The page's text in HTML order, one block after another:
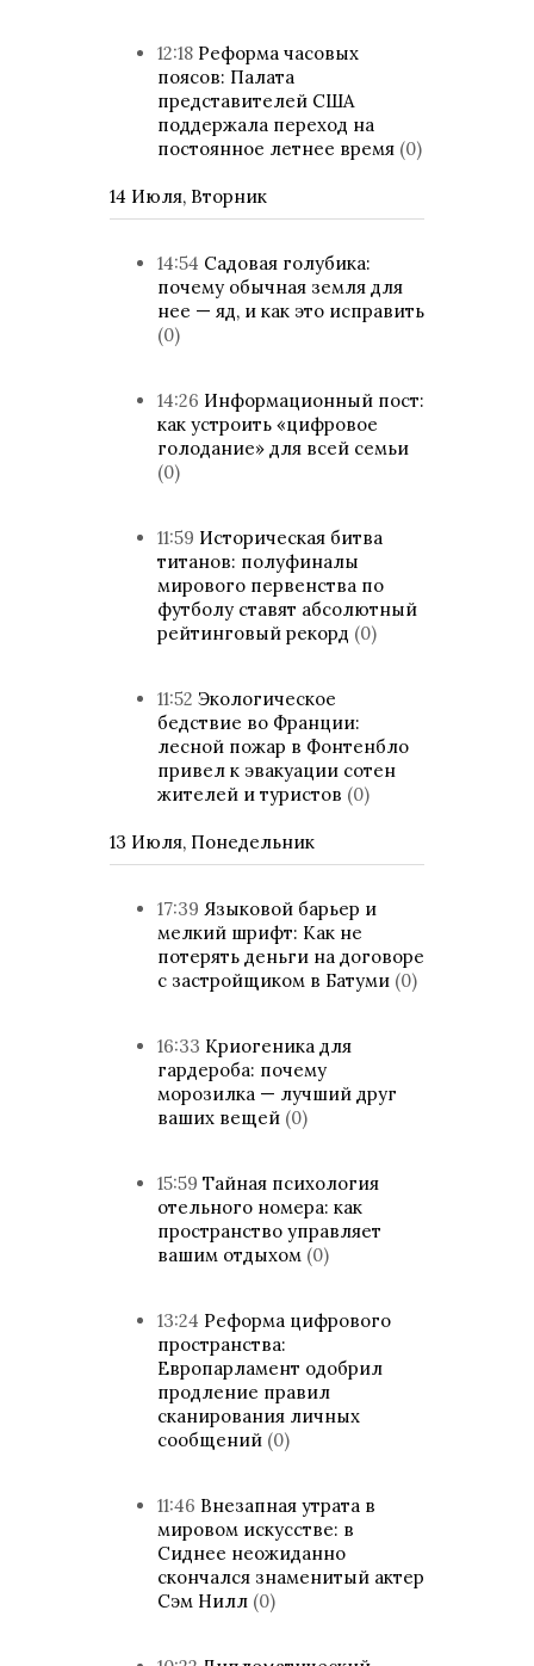
12:18 Реформа часовых
поясов: Палата
представителей США
поддержала переход на
постоянное летнее время (0)
14 Июля, Вторник
14:54 Садовая голубика:
почему обычная земля для
нее — яд, и как это исправить
(0)
14:26 Информационный пост:
как устроить «цифровое
голодание» для всей семьи
(0)
11:59 Историческая битва
титанов: полуфиналы
мирового первенства по
футболу ставят абсолютный
рейтинговый рекорд (0)
11:52 Экологическое
бедствие во Франции:
лесной пожар в Фонтенбло
привел к эвакуации сотен
жителей и туристов (0)
13 Июля, Понедельник
17:39 Языковой барьер и
мелкий шрифт: Как не
потерять деньги на договоре
с застройщиком в Батуми (0)
16:33 Криогеника для
гардероба: почему
морозилка — лучший друг
ваших вещей (0)
15:59 Тайная психология
отельного номера: как
пространство управляет
вашим отдыхом (0)
13:24 Реформа цифрового
пространства:
Европарламент одобрил
продление правил
сканирования личных
сообщений (0)
11:46 Внезапная утрата в
мировом искусстве: в
Сиднее неожиданно
скончался знаменитый актер
Сэм Нилл (0)